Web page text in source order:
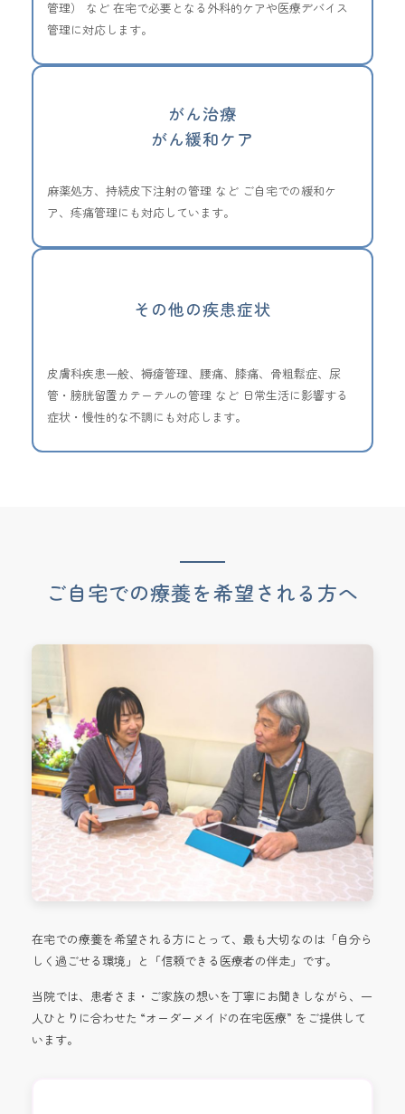
管理） など 在宅で必要となる外科的ケアや医療デバイス
管理に対応します。
がん治療
がん緩和ケア
麻薬処方、持続皮下注射の管理 など ご自宅での緩和ケ
ア、疼痛管理にも対応しています。
その他の疾患症状
皮膚科疾患一般、褥瘡管理、腰痛、膝痛、骨粗鬆症、尿
管・膀胱留置カテーテルの管理 など 日常生活に影響する
症状・慢性的な不調にも対応します。
ご自宅での療養を希望される方へ
在宅での療養を希望される方にとって、最も大切なのは「自分ら
しく過ごせる環境」と「信頼できる医療者の伴走」です。
当院では、患者さま・ご家族の想いを丁寧にお聞きしながら、一
人ひとりに合わせた “オーダーメイドの在宅医療” をご提供して
います。